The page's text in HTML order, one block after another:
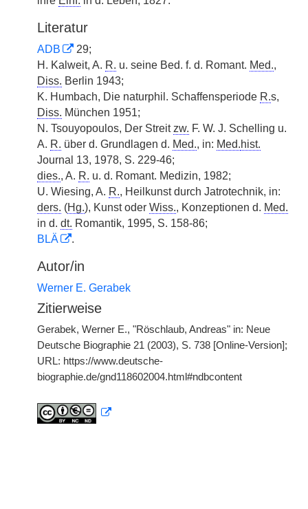
Literatur
ADB
29;
H. Kalweit, A. R. u. seine Bed. f. d. Romant. Med.,
Diss. Berlin 1943;
K. Humbach, Die naturphil. Schaffensperiode R.s,
Diss. München 1951;
N. Tsouyopoulos, Der Streit zw. F. W. J. Schelling u.
A. R. über d. Grundlagen d. Med., in: Med.hist.
Journal 13, 1978, S. 229-46;
dies., A. R. u. d. Romant. Medizin, 1982;
U. Wiesing, A. R., Heilkunst durch Jatrotechnik, in:
ders. (Hg.), Kunst oder Wiss., Konzeptionen d. Med.
in d. dt. Romantik, 1995, S. 158-86;
BLÄ
.
Autor/in
Werner E. Gerabek
Zitierweise
Gerabek, Werner E., "Röschlaub, Andreas" in: Neue
Deutsche Biographie 21 (2003), S. 738 [Online-Version];
URL: https://www.deutsche-
biographie.de/gnd118602004.html#ndbcontent